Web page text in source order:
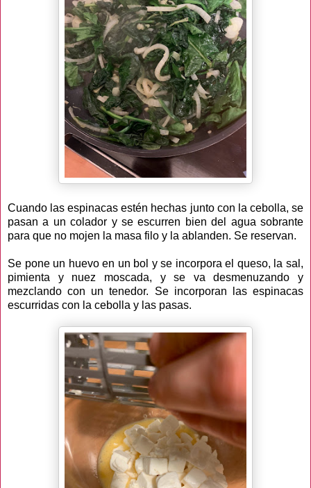
Cuando las espinacas estén hechas junto con la cebolla, se
pasan a un colador y se escurren bien del agua sobrante
para que no mojen la masa filo y la ablanden. Se reservan.
Se pone un huevo en un bol y se incorpora el queso, la sal,
pimienta y nuez moscada, y se va desmenuzando y
mezclando con un tenedor. Se incorporan las espinacas
escurridas con la cebolla y las pasas.